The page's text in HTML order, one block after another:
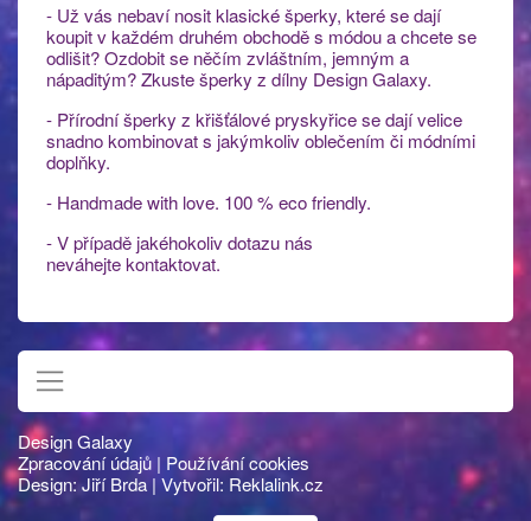
- Už vás nebaví nosit klasické šperky, které se dají
koupit v každém druhém obchodě s módou a chcete se
odlišit? Ozdobit se něčím zvláštním, jemným a
nápaditým? Zkuste šperky z dílny Design Galaxy.
- Přírodní šperky z křišťálové pryskyřice se dají velice
snadno kombinovat s jakýmkoliv oblečením či módními
doplňky.
- Handmade with love. 100 % eco friendly.
- V případě jakéhokoliv dotazu nás
neváhejte kontaktovat.
Design Galaxy
Zpracování údajů | Používání cookies
Design: Jiří Brda | Vytvořil: Reklalink.cz